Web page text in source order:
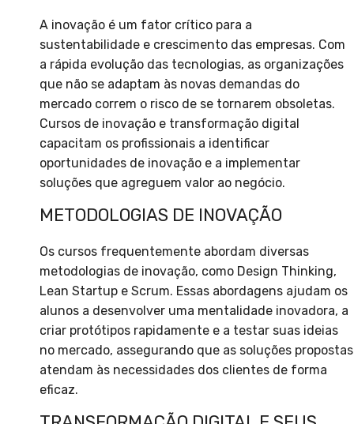
A inovação é um fator crítico para a
sustentabilidade e crescimento das empresas. Com
a rápida evolução das tecnologias, as organizações
que não se adaptam às novas demandas do
mercado correm o risco de se tornarem obsoletas.
Cursos de inovação e transformação digital
capacitam os profissionais a identificar
oportunidades de inovação e a implementar
soluções que agreguem valor ao negócio.
METODOLOGIAS DE INOVAÇÃO
Os cursos frequentemente abordam diversas
metodologias de inovação, como Design Thinking,
Lean Startup e Scrum. Essas abordagens ajudam os
alunos a desenvolver uma mentalidade inovadora, a
criar protótipos rapidamente e a testar suas ideias
no mercado, assegurando que as soluções propostas
atendam às necessidades dos clientes de forma
eficaz.